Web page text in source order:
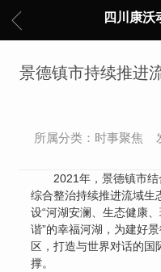
四川康沃
景德镇市持续推进
所属分类：时事聚焦
2021年，景德镇市结
综合整治持续推进流域生
设“河湖安澜、生态健康
谐”的幸福河湖，为建好
区，打造与世界对话的国
撑。